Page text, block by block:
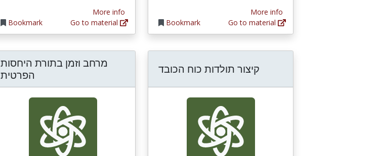
Bookmark
More info
Go to material
Bookmark
More info
Go to material
מרחב וזמן בתורת היחסות
הפרטית
קיצור תולדות כוח הכובד